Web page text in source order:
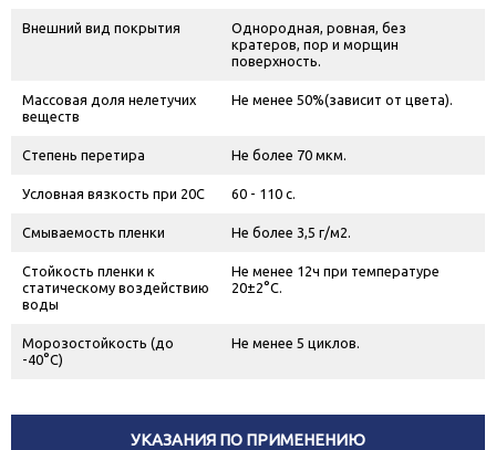
Внешний вид покрытия
Однородная, ровная, без
кратеров, пор и морщин
поверхность.
Массовая доля нелетучих
веществ
Не менее 50%(зависит от цвета).
Степень перетира Не более 70 мкм.
Условная вязкость при 20С 60 - 110 с.
Смываемость пленки Не более 3,5 г/м2.
Стойкость пленки к
статическому воздействию
воды
Не менее 12ч при температуре
20±2°С.
Морозостойкость (до
-40°С)
Не менее 5 циклов.
УКАЗАНИЯ ПО ПРИМЕНЕНИЮ